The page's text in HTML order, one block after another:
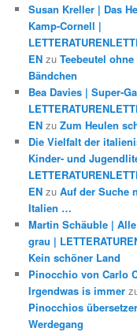
Susan Kreller | Das
Kamp-Cornell |
EN zu Teebeutel ohne
Bändchen
Bea Davies | Super-
EN zu Zum Heulen
Die Vielfalt der
Kinder- und
EN zu Auf der Suche
Italien …
Martin Schäuble |
grau |
Kein schöner Land
Pinocchio von Carlo
Irgendwas is immer
Pinocchios
Werdegang